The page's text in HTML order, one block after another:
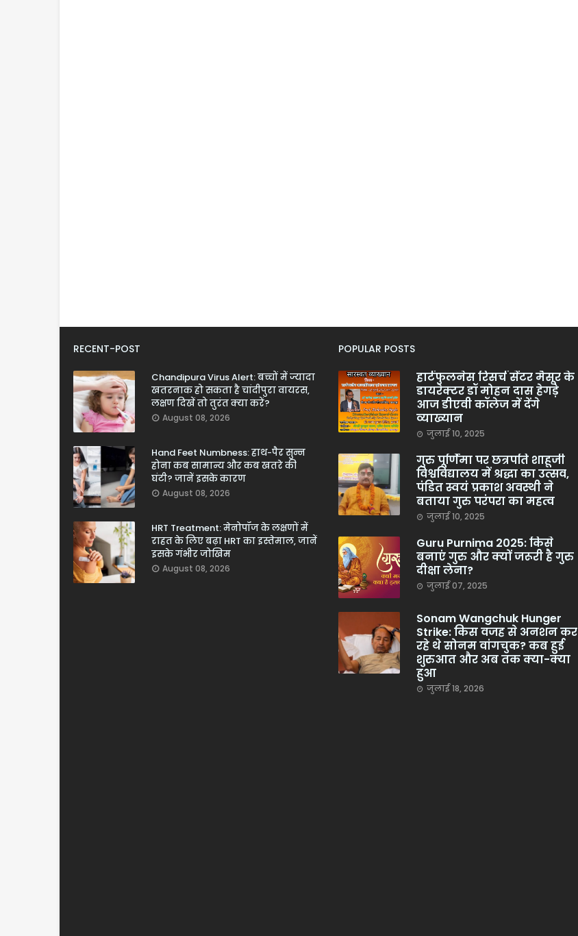
RECENT-POST
Chandipura Virus Alert: बच्चों में ज्यादा
खतरनाक हो सकता है चांदीपुरा वायरस,
लक्षण दिखें तो तुरंत क्या करें?
August 08, 2026
Hand Feet Numbness: हाथ-पैर सुन्न
होना कब सामान्य और कब खतरे की
घंटी? जानें इसके कारण
August 08, 2026
HRT Treatment: मेनोपॉज के लक्षणों में
राहत के लिए बढ़ा HRT का इस्तेमाल, जानें
इसके गंभीर जोखिम
August 08, 2026
POPULAR POSTS
हार्टफुलनेस रिसर्च सेंटर मैसूर के
डायरेक्टर डॉ मोहन दास हेगड़े
आज डीएवी कॉलेज में देंगे
व्याख्यान
जुलाई 10, 2025
गुरु पूर्णिमा पर छत्रपति शाहूजी
विश्वविद्यालय में श्रद्धा का उत्सव,
पंडित स्वयं प्रकाश अवस्थी ने
बताया गुरु परंपरा का महत्व
जुलाई 10, 2025
Guru Purnima 2025: किसे
बनाएं गुरु और क्यों जरूरी है गुरु
दीक्षा लेना?
जुलाई 07, 2025
Sonam Wangchuk Hunger
Strike: किस वजह से अनशन कर
रहे थे सोनम वांगचुक? कब हुई
शुरुआत और अब तक क्या-क्या
हुआ
जुलाई 18, 2026